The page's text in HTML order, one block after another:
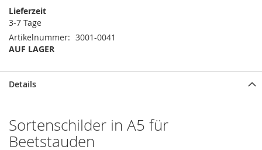
Lieferzeit
3-7 Tage
Artikelnummer
3001-0041
AUF LAGER
Details
Sortenschilder in A5 für
Beetstauden